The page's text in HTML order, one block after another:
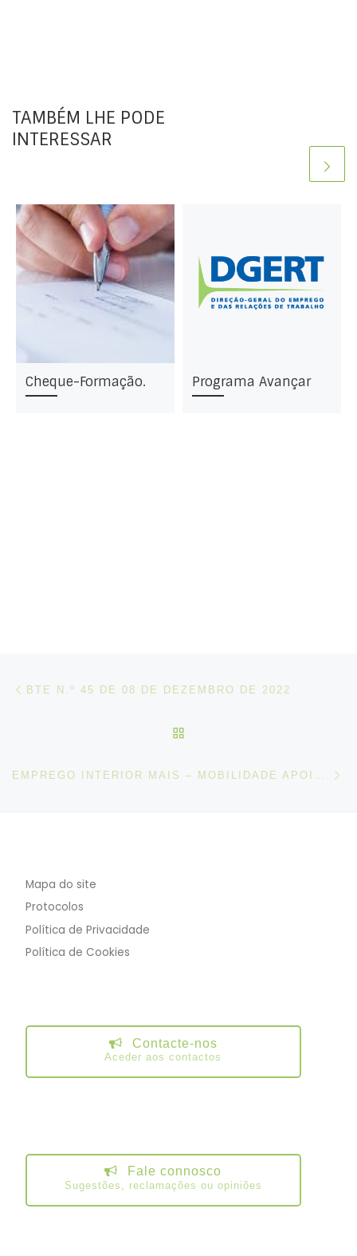
TAMBÉM LHE PODE
INTERESSAR
Cheque-Formação. Programa Avançar
Post navigation
BTE N.º 45 DE 08 DE DEZEMBRO DE 2022
Mapa do site
Protocolos
Política de Privacidade
Política de Cookies
Contacte-nos
Aceder aos contactos
Fale connosco
Sugestões, reclamações ou opiniões